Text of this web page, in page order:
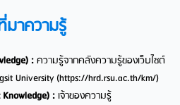
มาความรู้
:ความรู้จากคลังความรู้ของเว็บไซต์
University (https://hrd.rsu.ac.th/km/)
: เจ้าของความรู้